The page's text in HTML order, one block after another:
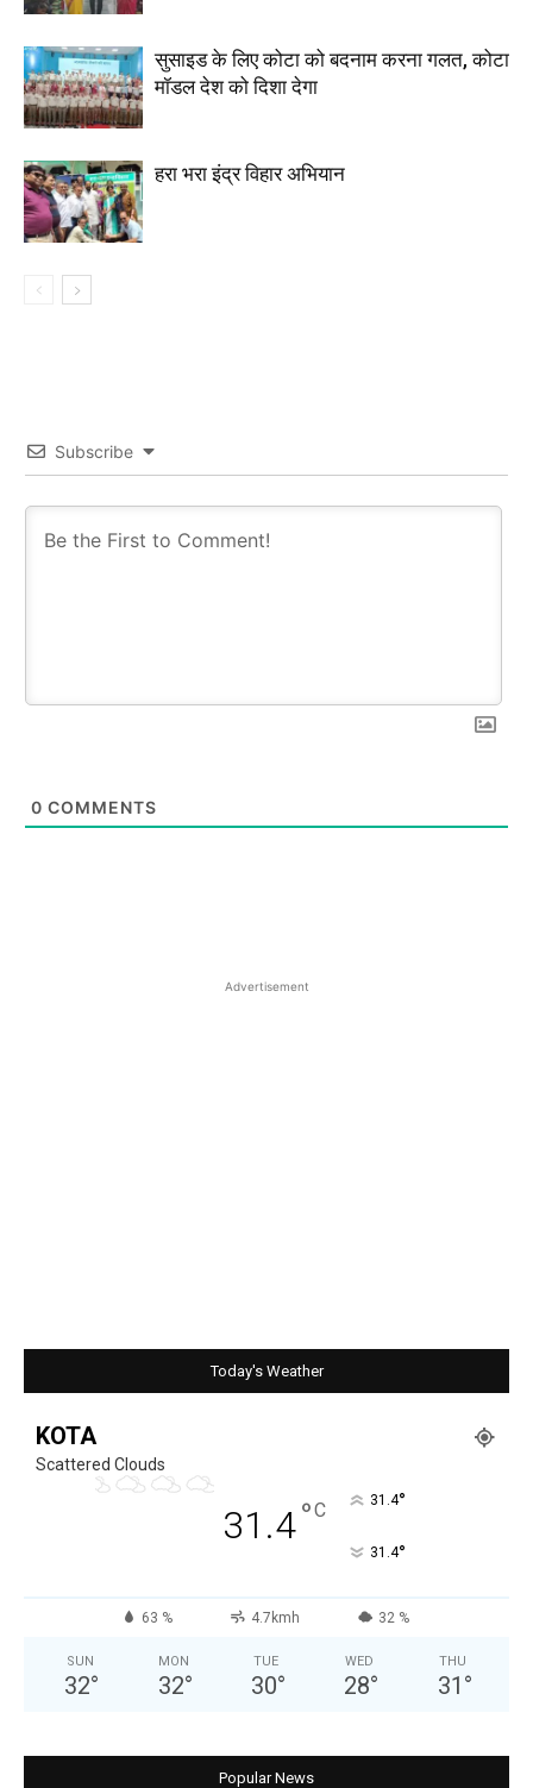
सुसाइड के लिए कोटा को बदनाम करना गलत, कोटा
मॉडल देश को दिशा देगा
हरा भरा इंद्र विहार अभियान
Subscribe
0 COMMENTS
Advertisement
Today's Weather
KOTA
Scattered Clouds
31.4°C 31.4°
31.4°
63 % 4.7kmh 32 %
SUN
32°
MON
32°
TUE
30°
WED
28°
THU
31 °
Popular News